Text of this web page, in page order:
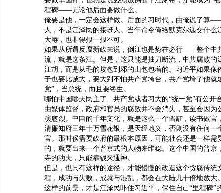
程碑——无论他后面要做什么。
俺要是他，一定会这样做。后面的习时代，由俺说了算
人，不是江泽民的接班人。当年命令俺给默克尔递交什么
大辱，也非得报一报不可。
如果从所谓反腐新政来说，倒江也是势在必行——整个中
流，就是这条江。但是，这只能是抽刀断流，中共腐败的
江胡，而是从毛的坟包到邓的山包包着的。习近平如果像
子也要比贼大，要大到不怕共产党垮台，共产党垮了他就
党”，当总统，而且要终生。
哪怕中国哪天民主了，共产党或者习大的“统一党”有公开
由媒体监督，政府和官员的腐败并不会消失，甚至会因为
演愈烈。中国的千年文化，就是这么一个酱缸，读书做官
清廉知府三年十万雪花银，是天经地义，否则没有任何一
官。那时候需要政府的最根本原因，可能社会还是一样需
的，就要出来一个普京式的人物来维稳。这个中国的普京
寺的功夫，只能靠钱来通神。
但是，也只有这样的途径，才能慢慢的改造这个贪腐传统
程，成功与失败，成就与混乱，都会在大陆几十倍地放大
这样的前景，才是江泽民吓住习近平，保住自己“里程碑”